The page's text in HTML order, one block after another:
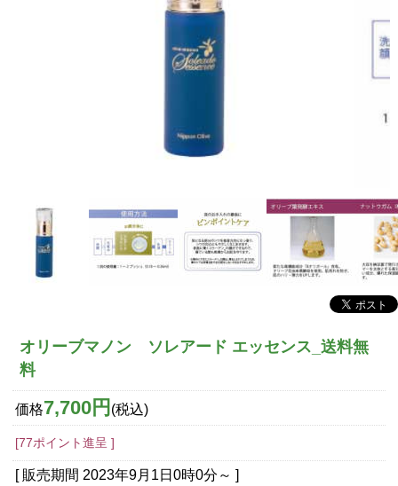
オリーブマノン ソレアード エッセンス_送料無
料
価格7,700円 (税込)
[77ポイント進呈 ]
[ 販売期間 2023年9月1日0時0分 ～ ]